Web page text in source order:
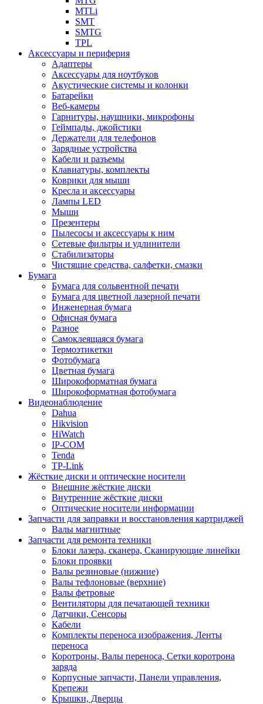
MTLi
SMT
SMTG
TPL
Аксессуары и периферия
Адаптеры
Аксессуары для ноутбуков
Акустические системы и колонки
Батарейки
Веб-камеры
Гарнитуры, наушники, микрофоны
Геймпады, джойстики
Держатели для телефонов
Зарядные устройства
Кабели и разъемы
Клавиатуры, комплекты
Коврики для мыши
Кресла и аксессуары
Лампы LED
Мыши
Презентеры
Пылесосы и аксессуары к ним
Сетевые фильтры и удлинители
Стабилизаторы
Чистящие средства, салфетки, смазки
Бумага
Бумага для сольвентной печати
Бумага для цветной лазерной печати
Инженерная бумага
Офисная бумага
Разное
Самоклеящаяся бумага
Термоэтикетки
Фотобумага
Цветная бумага
Широкоформатная бумага
Широкоформатная фотобумага
Видеонаблюдение
Dahua
Hikvision
HiWatch
IP-COM
Tenda
TP-Link
Жёсткие диски и оптические носители
Внешние жёсткие диски
Внутренние жёсткие диски
Оптические носители информации
Запчасти для заправки и восстановления картриджей
Валы магнитные
Запчасти для ремонта техники
Блоки лазера, сканера, Сканирующие линейки
Блоки проявки
Валы резиновые (нижние)
Валы тефлоновые (верхние)
Валы фетровые
Вентиляторы для печатающей техники
Датчики, Сенсоры
Кабели
Комплекты переноса изображения, Ленты
переноса
Коротроны, Валы переноса, Сетки коротрона
заряда
Корпусные запчасти, Панели управления,
Крепежи
Крышки, Дверцы